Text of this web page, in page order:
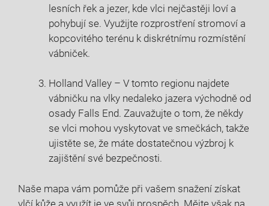
lesních řek a jezer, kde vlci nejčastěji loví a
pohybují se. Využijte rozprostření stromoví a
kopcovitého terénu k diskrétnímu rozmístění
vábniček.
Holland Valley – V tomto regionu najdete
vábničku na vlky nedaleko jazera východně od
osady Falls End. Zauvažujte o tom, že někdy
se vlci mohou vyskytovat ve smečkách, takže
ujistěte se, že máte dostatečnou výzbroj k
zajištění své bezpečnosti.
Naše mapa vám pomůže při vašem snažení získat
vlčí kůže a využít je ve svůj prospěch. Mějte však na